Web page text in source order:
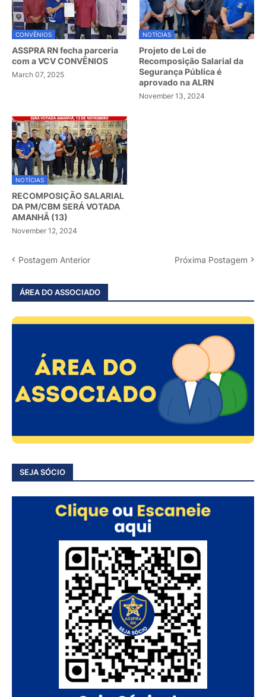
CONVÊNIOS
ASSPRA RN fecha parceria
com a VCV CONVÊNIOS
March 07, 2025
NOTÍCIAS
Projeto de Lei de
Recomposição Salarial da
Segurança Pública é
aprovado na ALRN
November 13, 2024
NOTÍCIAS
RECOMPOSIÇÃO SALARIAL
DA PM/CBM SERÁ VOTADA
AMANHÃ (13)
November 12, 2024
Postagem Anterior Próxima Postagem
ÁREA DO ASSOCIADO
SEJA SÓCIO